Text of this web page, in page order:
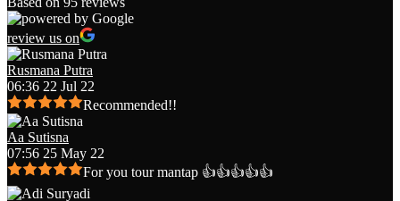
review us on
Rusmana Putra
06:36 22 Jul 22
Recommended!!
Aa Sutisna
07:56 25 May 22
For you tour mantap 👍👍👍👍👍